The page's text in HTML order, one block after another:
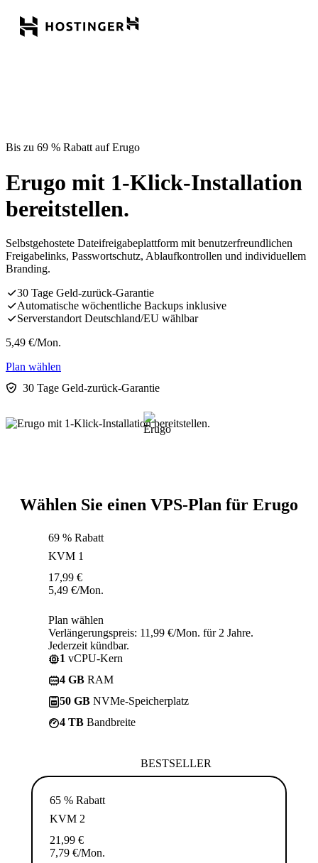
Bis zu 69 % Rabatt auf Erugo
Erugo mit 1-Klick-Installation
bereitstellen.
Selbstgehostete Dateifreigabeplattform mit benutzerfreundlichen
Freigabelinks, Passwortschutz, Ablaufkontrollen und individuellem
Branding.
30 Tage Geld-zurück-Garantie
Automatische wöchentliche Backups inklusive
Serverstandort Deutschland/EU wählbar
5,49 €/Mon.
Plan wählen
30 Tage Geld-zurück-Garantie
Wählen Sie einen VPS-Plan für Erugo
69 % Rabatt
KVM 1
17,99 €
5,49 €/Mon.
Plan wählen
Verlängerungspreis: 11,99 €/Mon. für 2 Jahre.
Jederzeit kündbar.
1 vCPU-Kern
4 GB RAM
50 GB NVMe-Speicherplatz
4 TB Bandbreite
BESTSELLER
65 % Rabatt
KVM 2
21,99 €
7,79 €/Mon.